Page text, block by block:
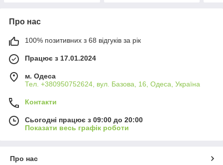
Про нас
100% позитивних з 68 відгуків за рік
Працює з 17.01.2024
м. Одеса
Тел. +380950752624, вул. Базова, 16, Одеса, Україна
Контакти
Сьогодні працює з 09:00 до 20:00
Показати весь графік роботи
Про нас